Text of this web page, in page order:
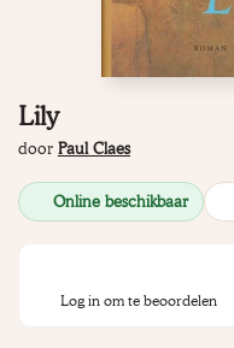
Lily
door Paul Claes
Online beschikbaar
Log in om te beoordelen